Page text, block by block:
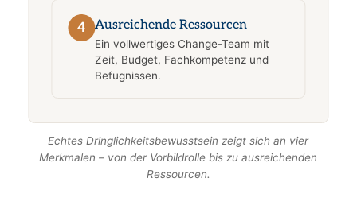
4 Ausreichende Ressourcen
Ein vollwertiges Change-Team mit
Zeit, Budget, Fachkompetenz und
Befugnissen.
Echtes Dringlichkeitsbewusstsein zeigt sich an vier
Merkmalen – von der Vorbildrolle bis zu ausreichenden
Ressourcen.